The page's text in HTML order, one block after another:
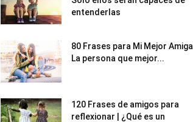
entenderlas
80 Frases para Mi Mejor Amiga |
La persona que mejor...
120 Frases de amigos para
reflexionar | ¿Qué es un